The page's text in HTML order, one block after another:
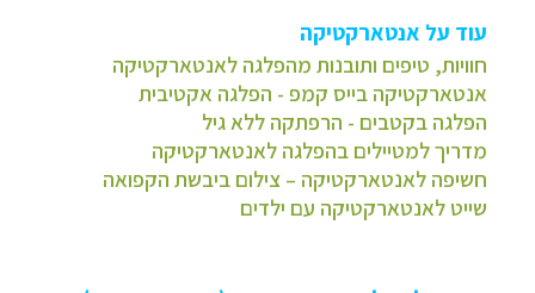
עוד על אנטארקטיקה
חוויות, טיפים ותובנות מהפלגה לאנטארקטיקה
אנטארקטיקה בייס קמפ - הפלגה אקטיבית
הפלגה בקטבים - הרפתקה ללא גיל
מדריך למטיילים בהפלגה לאנטארקטיקה
חשיפה לאנטארקטיקה – צילום ביבשת הקפואה
שייט לאנטארקטיקה עם ילדים